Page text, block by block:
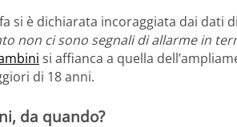
si è dichiarata incoraggiata dai dati
non ci sono segnali di allarme in
si affianca a quella
di 18 anni.
da quando?